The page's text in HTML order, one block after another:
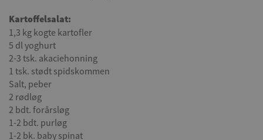
Kartoffelsalat:
1,3 kg kogte kartofler
5 dl yoghurt
2-3 tsk. akaciehonning
1 tsk. stødt spidskommen
Salt, peber
2 rødløg
2 bdt. forårsløg
1-2 bdt. purløg
1-2 bk. baby spinat